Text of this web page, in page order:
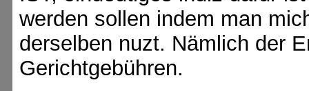
werden sollen indem man
derselben nuzt. Nämlich der
Gerichtgebühren.